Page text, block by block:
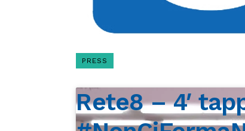
PRESS
Rete8 – 4′